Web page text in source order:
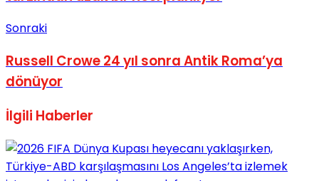
View All Result
Sonraki
Russell Crowe 24 yıl sonra Antik Roma’ya
dönüyor
İlgili Haberler